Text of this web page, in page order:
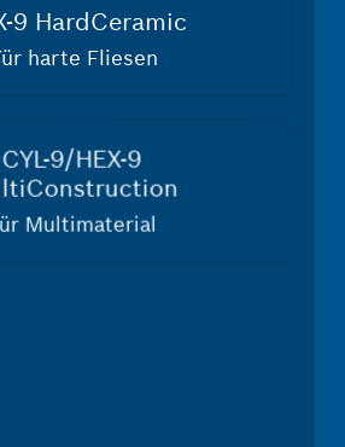
9 HardCeramic
harte Fliesen
CYL-9/HEX-9
Multimaterial